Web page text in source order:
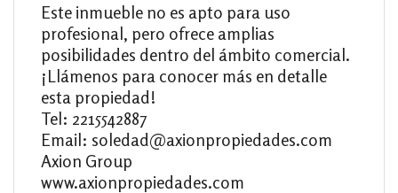
Este inmueble no es apto para uso
profesional, pero ofrece amplias
posibilidades dentro del ámbito comercial.
¡Llámenos para conocer más en detalle
esta propiedad!
Tel: 2215542887
Email: soledad@axionpropiedades.com
Axion Group
www.axionpropiedades.com